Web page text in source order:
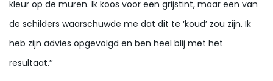
kleur op de muren. Ik koos voor een grijstint, maar een van
de schilders waarschuwde me dat dit te ‘koud’ zou zijn. Ik
heb zijn advies opgevolgd en ben heel blij met het
resultaat.’’